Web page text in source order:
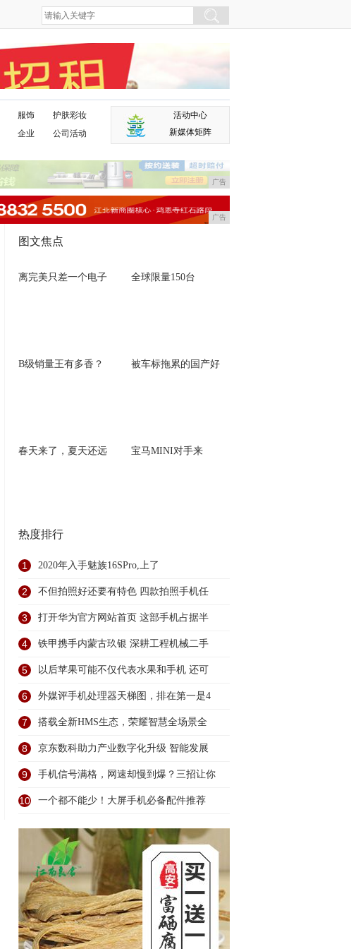
服饰
企业
护肤彩妆
公司活动
活动中心
新媒体矩阵
广告
广告
图文焦点
离完美只差一个电子 全球限量150台
B级销量王有多香？ 被车标拖累的国产好
春天来了，夏天还远 宝马MINI对手来
热度排行
1 2020年入手魅族16SPro,上了
2 不但拍照好还要有特色 四款拍照手机任
3 打开华为官方网站首页 这部手机占据半
4 铁甲携手内蒙古玖银 深耕工程机械二手
5 以后苹果可能不仅代表水果和手机 还可
6 外媒评手机处理器天梯图，排在第一是4
7 搭载全新HMS生态，荣耀智慧全场景全
8 京东数科助力产业数字化升级 智能发展
9 手机信号满格，网速却慢到爆？三招让你
10 一个都不能少！大屏手机必备配件推荐